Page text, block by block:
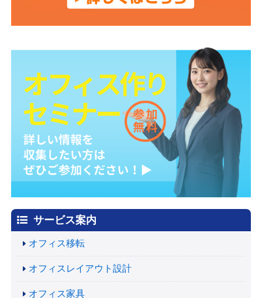
サービス案内
オフィス移転
オフィスレイアウト設計
オフィス家具